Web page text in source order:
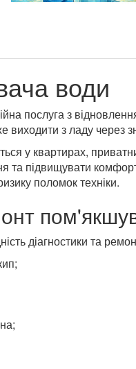
води
послуга з
виходити з ладу через
у квартирах,
та підвищувати
поломок техніки.
діагностики та